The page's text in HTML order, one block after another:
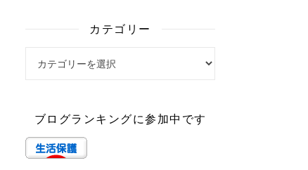
カテゴリー
ブログランキングに参加中です